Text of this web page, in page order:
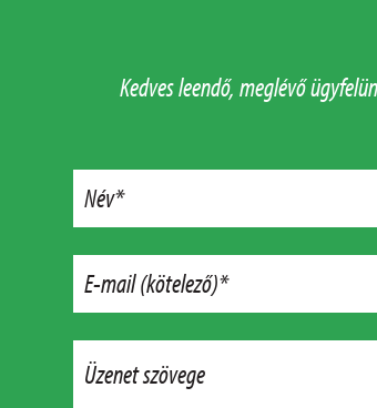
Kedves leendő, meglévő
Név*
E-mail (kötelező)*
Üzenet szövege